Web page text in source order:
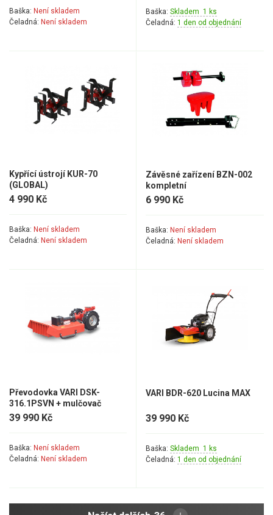
Baška: Není skladem
Čeladná: Není skladem
Baška: Skladem 1 ks
Čeladná: 1 den od objednání
Kypřící ústrojí KUR-70
(GLOBAL)
4 990 Kč
Baška: Není skladem
Čeladná: Není skladem
Závěsné zařízení BZN-002
kompletní
6 990 Kč
Baška: Není skladem
Čeladná: Není skladem
Převodovka VARI DSK-
316.1PSVN + mulčovač
Tajfun-52
39 990 Kč
Baška: Není skladem
Čeladná: Není skladem
VARI BDR-620 Lucina MAX
39 990 Kč
Baška: Skladem 1 ks
Čeladná: 1 den od objednání